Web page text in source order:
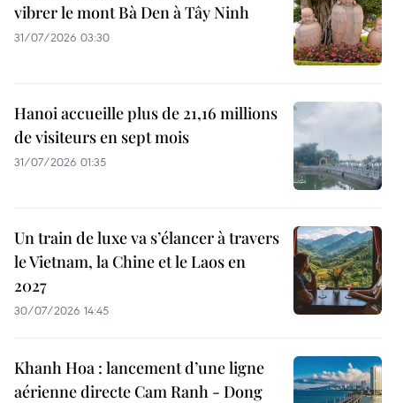
vibrer le mont Bà Den à Tây Ninh
31/07/2026 03:30
Hanoi accueille plus de 21,16 millions
de visiteurs en sept mois ​
31/07/2026 01:35
Un train de luxe va s’élancer à travers
le Vietnam, la Chine et le Laos en
2027
30/07/2026 14:45
Khanh Hoa : lancement d’une ligne
aérienne directe Cam Ranh - Dong